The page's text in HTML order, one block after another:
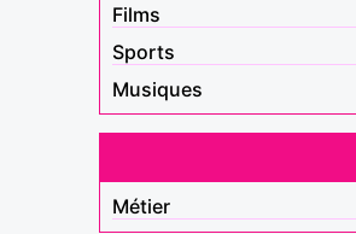
Films
Sports
Musiques
Métier